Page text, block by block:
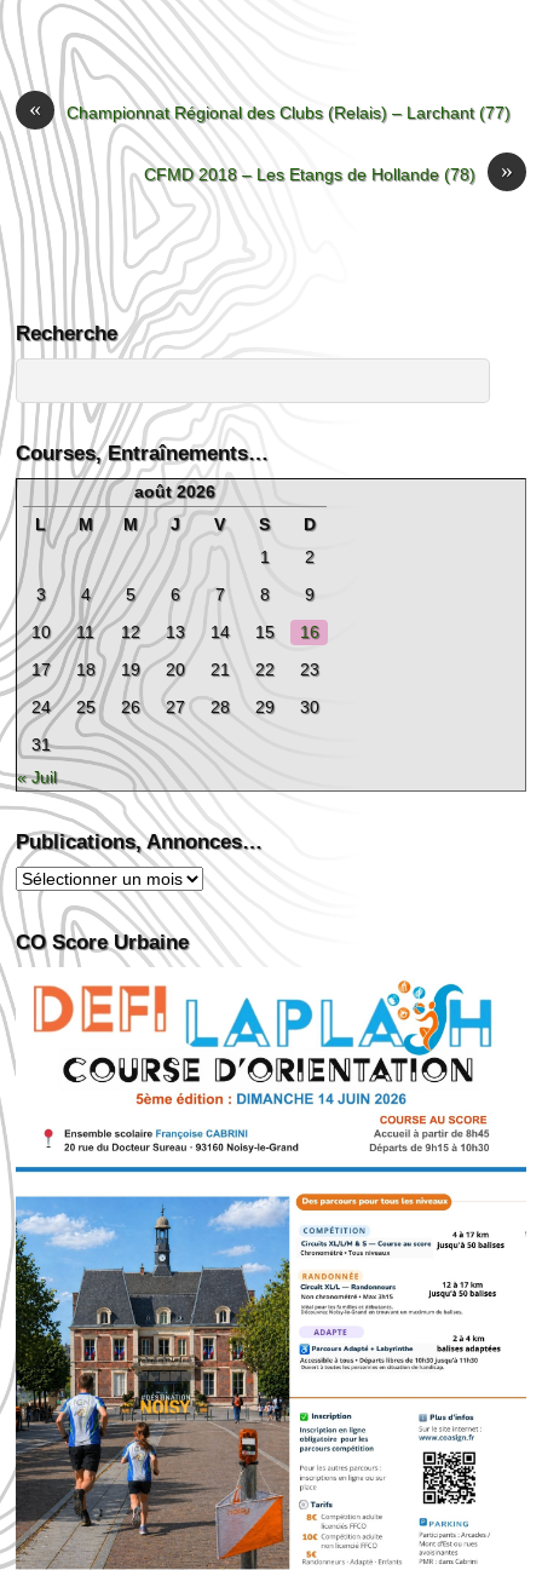
« Championnat Régional des Clubs (Relais) – Larchant (77)
»
CFMD 2018 – Les Etangs de Hollande (78)
Recherche
Courses, Entraînements…
août 2026
L
M M J V S
D
1
2
3
4 5 6 7 8
9
10
11 12 13 14 15
16
17
18 19 20 21 22
23
24
25 26 27 28 29
30
31
« Juil
Publications, Annonces…
Publications,
Annonces…
CO Score Urbaine